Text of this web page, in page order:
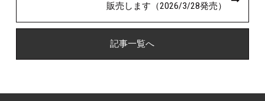
記事一覧へ
販売します（2026/3/28発売）